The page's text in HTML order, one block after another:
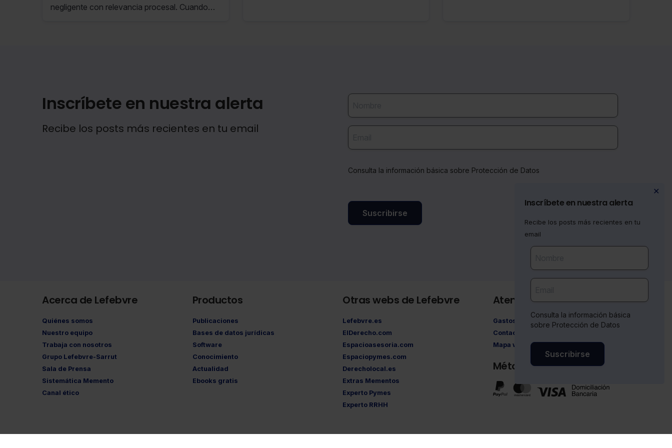
negligente con relevancia procesal. Cuando
Inscríbete en nuestra alerta
Recibe los posts más recientes en tu email
Consulta la información básica sobre Protección de Datos
Suscribirse
✕
Inscríbete en nuestra alerta
Recibe los posts más recientes en tu
email
Consulta la información básica
sobre Protección de Datos
Suscribirse
Acerca de Lefebvre
Quiénes somos
Nuestro equipo
Trabaja con nosotros
Grupo Lefebvre-Sarrut
Sala de Prensa
Sistemática Memento
Canal ético
Productos
Publicaciones
Bases de datos jurídicas
Software
Conocimiento
Actualidad
Ebooks gratis
Otras webs de Lefebvre
Lefebvre.es
ElDerecho.com
Espacioasesoria.com
Espaciopymes.com
Derecholocal.es
Extras Mementos
Experto Pymes
Experto RRHH
Atención al cliente
Gastos de envío
Contacto
Mapa web
Métodos de pago